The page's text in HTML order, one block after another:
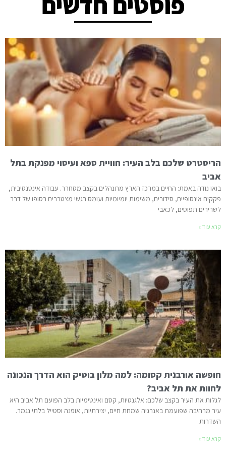
הריסטרט שלכם בלב העיר: חוויית ספא ועיסוי מפנקת בתל
אביב
בואו נודה באמת: החיים במרכז הארץ מתנהלים בקצב מסחרר. עבודה אינטנסיבית,
פקקים אינסופיים, סידורים, משימות יומיומיות ועומס רגשי מצטברים בסופו של דבר
לשרירים תפוסים, לכאבי
קרא עוד »
חופשה אורבנית קסומה: למה מלון בוטיק הוא הדרך הנכונה
לחוות את תל אביב?
לגלות את העיר בקצב שלכם: אלגנטיות, קסם ואינטימיות בלב הפועם תל אביב היא
עיר מרהיבה שפועמת באנרגיה שמחת חיים, יצירתיות, אופנה וסטייל בלתי נגמר.
השדרות
קרא עוד »